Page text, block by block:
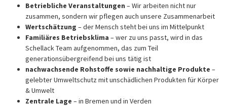
Betriebliche Veranstaltungen – Wir arbeiten nicht nur
zusammen, sondern wir pflegen auch unsere Zusammenarbeit
Wertschätzung – der Mensch steht bei uns im Mittelpunkt
Familiäres Betriebsklima – wer zu uns passt, wird in das
Schellack Team aufgenommen, das zum Teil
generationsübergreifend bei uns tätig ist
nachwachsende Rohstoffe sowie nachhaltige Produkte –
gelebter Umweltschutz mit unschädlichen Produkten für Körper
& Umwelt
Zentrale Lage – in Bremen und in Verden